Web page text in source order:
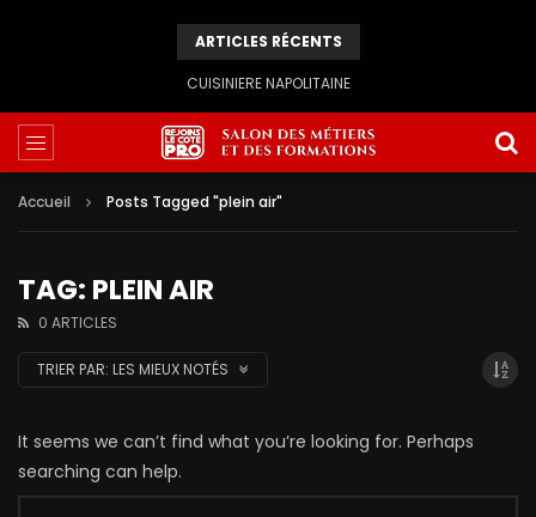
ARTICLES RÉCENTS
CUISINIERE NAPOLITAINE
Accueil Posts Tagged "plein air"
TAG: PLEIN AIR
0 ARTICLES
TRIER PAR: LES MIEUX NOTÉS
It seems we can’t find what you’re looking for. Perhaps
searching can help.